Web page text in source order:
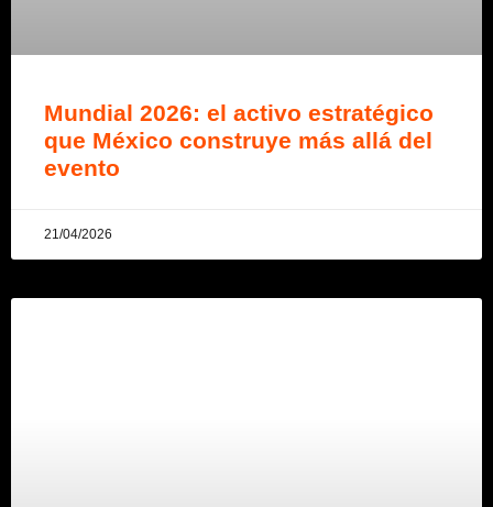
Mundial 2026: el activo estratégico
que México construye más allá del
evento
21/04/2026